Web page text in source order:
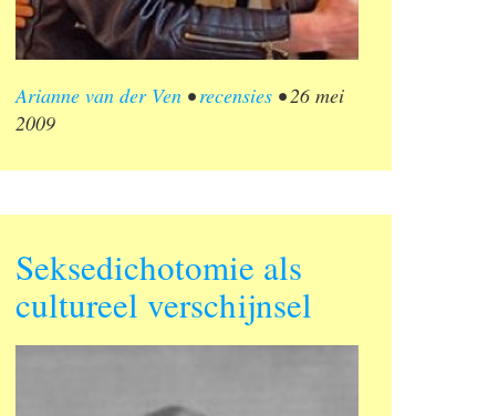
Arianne van der Ven •recensies •26 mei
2009
Seksedichotomie als
cultureel verschijnsel